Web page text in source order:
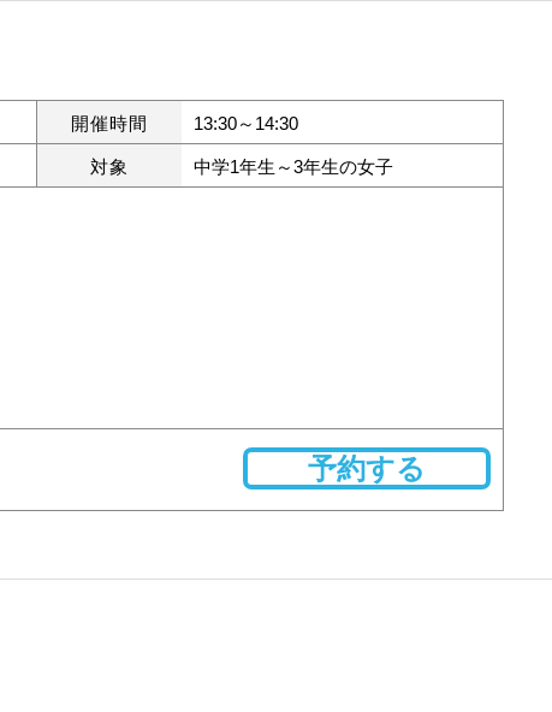
開催時間 13:30～14:30
対象 中学1年生～3年生の女子
予約する